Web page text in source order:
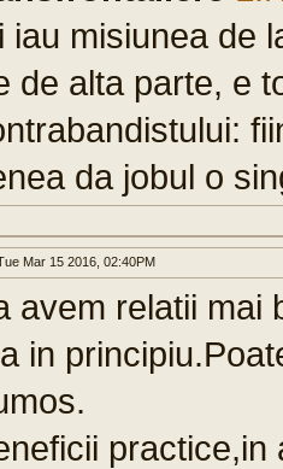
iau misiunea de
de alta parte, e
da jobul o
Mar 15 2016, 02:40PM
avem relatii mai
in